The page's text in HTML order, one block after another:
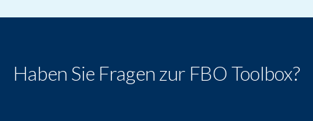
Haben Sie Fragen zur FBO Toolbox?